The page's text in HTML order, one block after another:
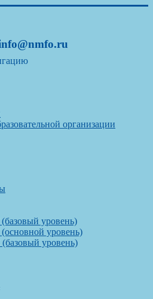
организации
уровень)
уровень)
уровень)